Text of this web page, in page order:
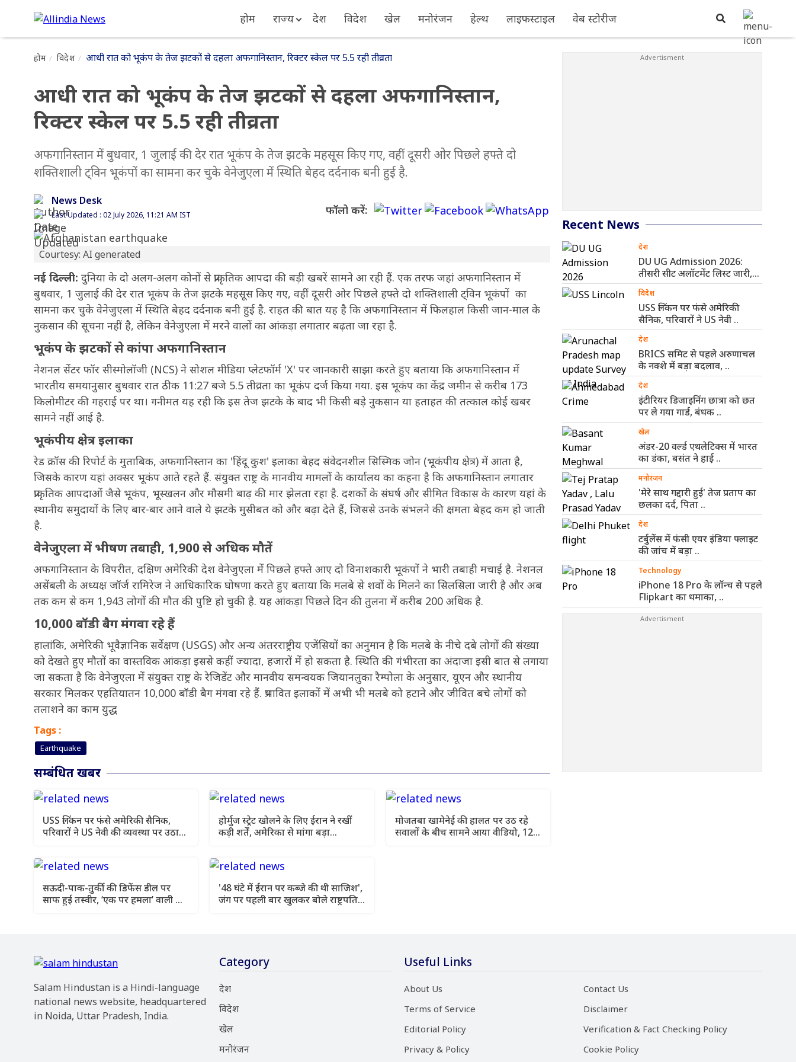
होम राज्य देश विदेश खेल मनोरंजन हेल्थ लाइफस्टाइल वेब स्टोरीज
होम विदेश आधी रात को भूकंप के तेज झटकों से दहला अफगानिस्तान, रिक्टर स्केल पर 5.5 रही तीव्रता
आधी रात को भूकंप के तेज झटकों से दहला अफगानिस्तान,
रिक्टर स्केल पर 5.5 रही तीव्रता
अफगानिस्तान में बुधवार, 1 जुलाई की देर रात भूकंप के तेज झटके महसूस किए गए, वहीं दूसरी ओर पिछले हफ्ते दो
शक्तिशाली ट्विन भूकंपों का सामना कर चुके वेनेजुएला में स्थिति बेहद दर्दनाक बनी हुई है.
News Desk
Last Updated : 02 July 2026, 11:21 AM IST फॉलो करें:
Courtesy: AI generated
नई दिल्ली: दुनिया के दो अलग-अलग कोनों से प्राकृतिक आपदा की बड़ी खबरें सामने आ रही हैं. एक तरफ जहां अफगानिस्तान में
बुधवार, 1 जुलाई की देर रात भूकंप के तेज झटके महसूस किए गए, वहीं दूसरी ओर पिछले हफ्ते दो शक्तिशाली ट्विन भूकंपों का
सामना कर चुके वेनेजुएला में स्थिति बेहद दर्दनाक बनी हुई है. राहत की बात यह है कि अफगानिस्तान में फिलहाल किसी जान-माल के
नुकसान की सूचना नहीं है, लेकिन वेनेजुएला में मरने वालों का आंकड़ा लगातार बढ़ता जा रहा है.
भूकंप के झटकों से कांपा अफगानिस्तान
नेशनल सेंटर फॉर सीस्मोलॉजी (NCS) ने सोशल मीडिया प्लेटफॉर्म 'X' पर जानकारी साझा करते हुए बताया कि अफगानिस्तान में
भारतीय समयानुसार बुधवार रात ठीक 11:27 बजे 5.5 तीव्रता का भूकंप दर्ज किया गया. इस भूकंप का केंद्र जमीन से करीब 173
किलोमीटर की गहराई पर था। गनीमत यह रही कि इस तेज झटके के बाद भी किसी बड़े नुकसान या हताहत की तत्काल कोई खबर
सामने नहीं आई है.
भूकंपीय क्षेत्र इलाका
रेड क्रॉस की रिपोर्ट के मुताबिक, अफगानिस्तान का 'हिंदू कुश' इलाका बेहद संवेदनशील सिस्मिक जोन (भूकंपीय क्षेत्र) में आता है,
जिसके कारण यहां अक्सर भूकंप आते रहते हैं. संयुक्त राष्ट्र के मानवीय मामलों के कार्यालय का कहना है कि अफगानिस्तान लगातार
प्राकृतिक आपदाओं जैसे भूकंप, भूस्खलन और मौसमी बाढ़ की मार झेलता रहा है. दशकों के संघर्ष और सीमित विकास के कारण यहां के
स्थानीय समुदायों के लिए बार-बार आने वाले ये झटके मुसीबत को और बढ़ा देते हैं, जिससे उनके संभलने की क्षमता बेहद कम हो जाती
है.
वेनेजुएला में भीषण तबाही, 1,900 से अधिक मौतें
अफगानिस्तान के विपरीत, दक्षिण अमेरिकी देश वेनेजुएला में पिछले हफ्ते आए दो विनाशकारी भूकंपों ने भारी तबाही मचाई है. नेशनल
असेंबली के अध्यक्ष जॉर्ज रामिरेज ने आधिकारिक घोषणा करते हुए बताया कि मलबे से शवों के मिलने का सिलसिला जारी है और अब
तक कम से कम 1,943 लोगों की मौत की पुष्टि हो चुकी है. यह आंकड़ा पिछले दिन की तुलना में करीब 200 अधिक है.
10,000 बॉडी बैग मंगवा रहे हैं
हालांकि, अमेरिकी भूवैज्ञानिक सर्वेक्षण (USGS) और अन्य अंतरराष्ट्रीय एजेंसियों का अनुमान है कि मलबे के नीचे दबे लोगों की संख्या
को देखते हुए मौतों का वास्तविक आंकड़ा इससे कहीं ज्यादा, हजारों में हो सकता है. स्थिति की गंभीरता का अंदाजा इसी बात से लगाया
जा सकता है कि वेनेजुएला में संयुक्त राष्ट्र के रेजिडेंट और मानवीय समन्वयक जियानलुका रैम्पोला के अनुसार, यूएन और स्थानीय
सरकार मिलकर एहतियातन 10,000 बॉडी बैग मंगवा रहे हैं. प्रभावित इलाकों में अभी भी मलबे को हटाने और जीवित बचे लोगों को
तलाशने का काम युद्ध
Tags :
Earthquake
सम्बंधित खबर
USS लिंकन पर फंसे अमेरिकी सैनिक,
परिवारों ने US नेवी की व्यवस्था पर उठाए
होर्मुज स्ट्रेट खोलने के लिए ईरान ने रखीं
कड़ी शर्तें, अमेरिका से मांगा बड़ा
मोजतबा खामेनेई की हालत पर उठ रहे
सवालों के बीच सामने आया वीडियो, 12
सऊदी-पाक-तुर्की की डिफेंस डील पर
साफ हुई तस्वीर, ‘एक पर हमला’ वाली शर्त
'48 घंटे में ईरान पर कब्जे की थी साजिश',
जंग पर पहली बार खुलकर बोले राष्ट्रपति
Recent News
देश
DU UG Admission 2026:
तीसरी सीट अलॉटमेंट लिस्ट जारी,
ऐसे ..
विदेश
USS लिंकन पर फंसे अमेरिकी
सैनिक, परिवारों ने US नेवी ..
देश
BRICS समिट से पहले अरुणाचल
के नक्शे में बड़ा बदलाव, ..
देश
इंटीरियर डिजाइनिंग छात्रा को छत
पर ले गया गार्ड, बंधक ..
खेल
अंडर-20 वर्ल्ड एथलेटिक्स में भारत
का डंका, बसंत ने हाई ..
मनोरंजन
'मेरे साथ गद्दारी हुई' तेज प्रताप का
छलका दर्द, पिता ..
देश
टर्बुलेंस में फंसी एयर इंडिया फ्लाइट
की जांच में बड़ा ..
Technology
iPhone 18 Pro के लॉन्च से पहले
Flipkart का धमाका, ..
Salam Hindustan is a Hindi-language
national news website, headquartered
in Noida, Uttar Pradesh, India.
Category
देश
विदेश
खेल
मनोरंजन
Useful Links
About Us
Contact Us
Terms of Service
Disclaimer
Editorial Policy
Verification & Fact Checking Policy
Privacy & Policy
Cookie Policy